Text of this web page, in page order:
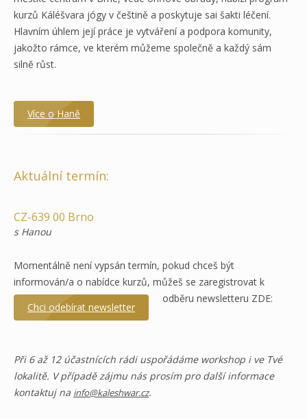
kurzů Káléšvara jógy v češtině a poskytuje sai šakti léčení.
Hlavním úhlem její práce je vytváření a podpora komunity,
jakožto rámce, ve kterém můžeme společně a každý sám
silně růst.
Více o Haně
Aktuální termín:
CZ-639 00 Brno
s Hanou
Momentálně není vypsán termín, pokud chceš být
informován/a o nabídce kurzů, můžeš se zaregistrovat k
odběru newsletteru ZDE:
Chci odebírat newsletter
Při 6 až 12 účastnících rádi uspořádáme workshop i ve Tvé
lokalitě. V případě zájmu nás prosím pro další informace
kontaktuj na info@kaleshwar.cz.